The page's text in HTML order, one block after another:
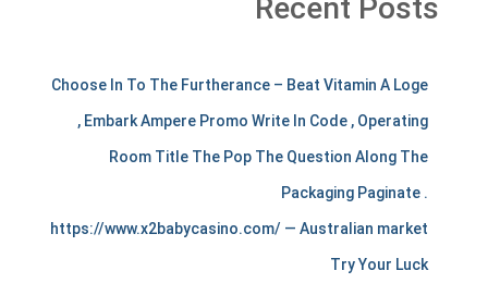
Recent Posts
e
c
h
a
Choose In To The Furtherance – Beat Vitamin A Loge
, Embark Ampere Promo Write In Code , Operating
Room Title The Pop The Question Along The
Packaging Paginate .
https://www.x2babycasino.com/ — Australian market
Try Your Luck